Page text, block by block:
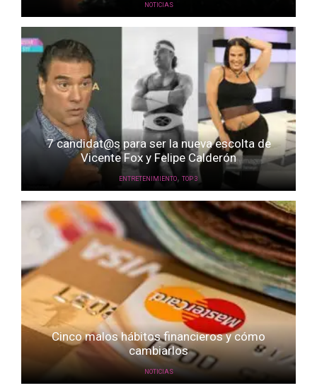
NOTICIAS
7 candidat@s para ser la nueva escolta de
Vicente Fox y Felipe Calderón
ENTRETENIMIENTO, TOP 3
Cinco malos hábitos financieros y cómo
cambiarlos
NOTICIAS